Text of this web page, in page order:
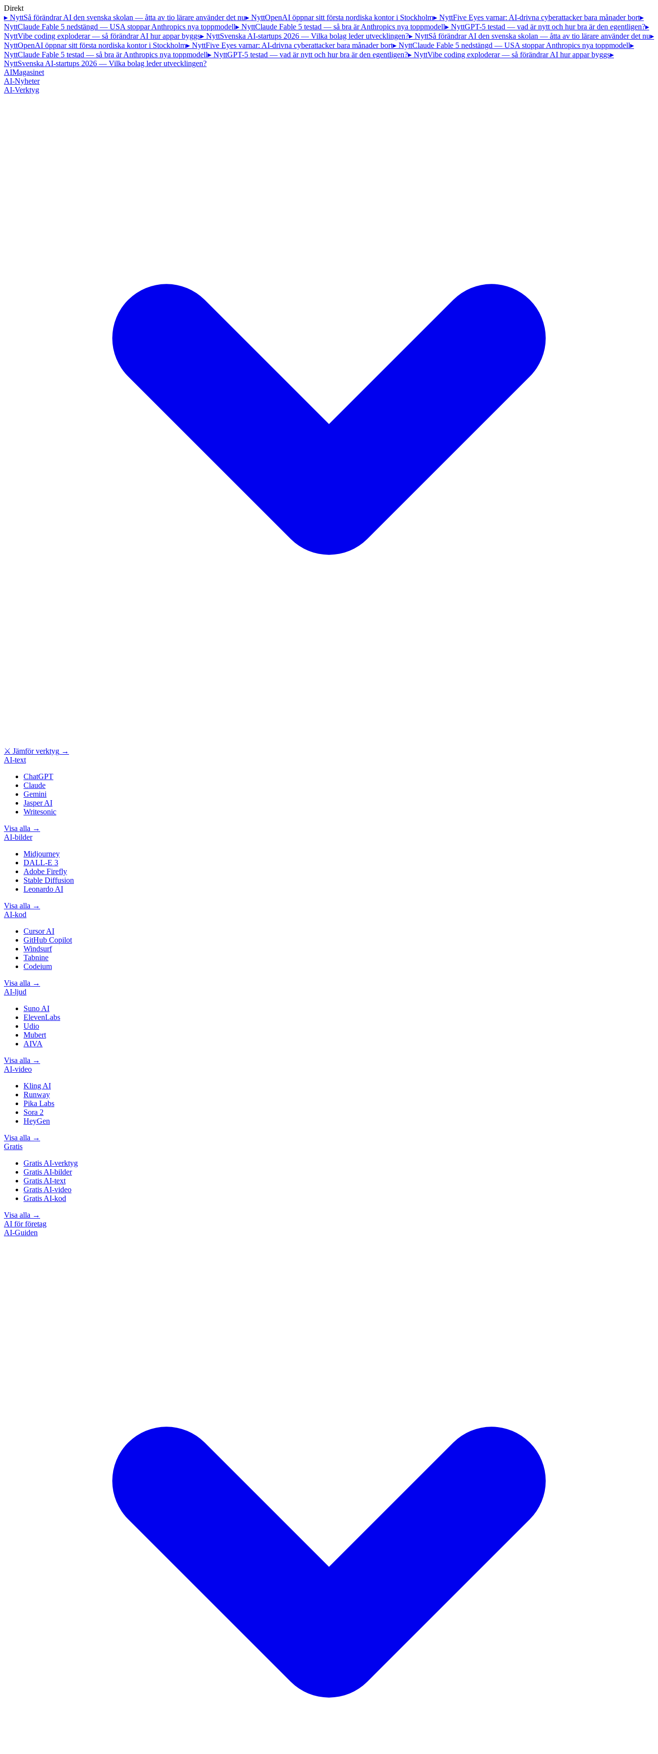
Direkt
▸ NyttSå förändrar AI den svenska skolan — åtta av tio lärare använder det nu▸ NyttOpenAI öppnar sitt första nordiska kontor i Stockholm▸ NyttFive Eyes varnar: AI-drivna cyberattacker bara månader bort▸
NyttClaude Fable 5 nedstängd — USA stoppar Anthropics nya toppmodell▸ NyttClaude Fable 5 testad — så bra är Anthropics nya toppmodell▸ NyttGPT-5 testad — vad är nytt och hur bra är den egentligen?▸
NyttVibe coding exploderar — så förändrar AI hur appar byggs▸ NyttSvenska AI-startups 2026 — Vilka bolag leder utvecklingen?▸ NyttSå förändrar AI den svenska skolan — åtta av tio lärare använder det nu▸
NyttOpenAI öppnar sitt första nordiska kontor i Stockholm▸ NyttFive Eyes varnar: AI-drivna cyberattacker bara månader bort▸ NyttClaude Fable 5 nedstängd — USA stoppar Anthropics nya toppmodell▸
NyttClaude Fable 5 testad — så bra är Anthropics nya toppmodell▸ NyttGPT-5 testad — vad är nytt och hur bra är den egentligen?▸ NyttVibe coding exploderar — så förändrar AI hur appar byggs▸
NyttSvenska AI-startups 2026 — Vilka bolag leder utvecklingen?
AIMagasinet
AI-Nyheter
AI-Verktyg
⚔ Jämför verktyg →
AI-text
ChatGPT
Claude
Gemini
Jasper AI
Writesonic
Visa alla →
AI-bilder
Midjourney
DALL-E 3
Adobe Firefly
Stable Diffusion
Leonardo AI
Visa alla →
AI-kod
Cursor AI
GitHub Copilot
Windsurf
Tabnine
Codeium
Visa alla →
AI-ljud
Suno AI
ElevenLabs
Udio
Mubert
AIVA
Visa alla →
AI-video
Kling AI
Runway
Pika Labs
Sora 2
HeyGen
Visa alla →
Gratis
Gratis AI-verktyg
Gratis AI-bilder
Gratis AI-text
Gratis AI-video
Gratis AI-kod
Visa alla →
AI för företag
AI-Guiden